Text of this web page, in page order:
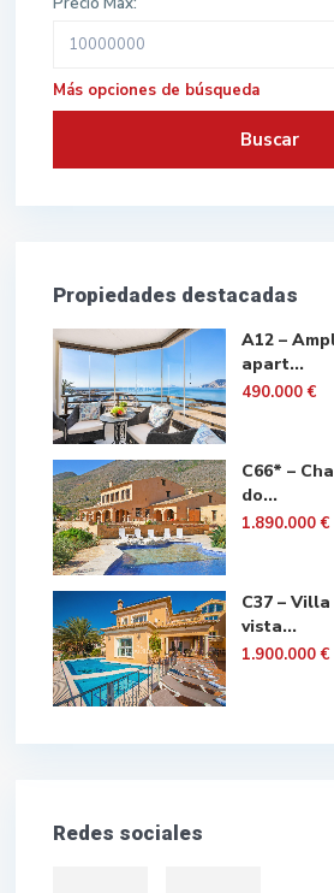
Más opciones de búsqueda
Buscar
Propiedades destacadas
A12 –
apart...
490.000 €
C66* –
do...
1.890.000 €
C37 –
vista...
1.900.000 €
Redes sociales